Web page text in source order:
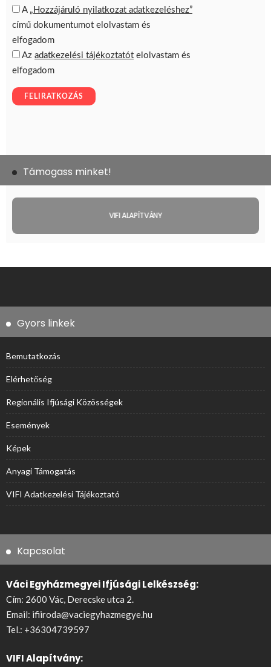
Támogass minket!
VIFI ALAPÍTVÁNY
Gyors linkek
Bemutatkozás
Elérhetőség
Regionális Ifjúsági Közösségek
Események
Képek
Anyagi Támogatás
VIFI Adatkezelési Tájékoztató
Kapcsolat
Váci Egyházmegyei Ifjúsági Lelkészség:
Cím: 2600 Vác, Derecske utca 2.
Email: ifiiroda@vaciegyhazmegye.hu
Tel.: +36304739597
VIFI Alapítvány: